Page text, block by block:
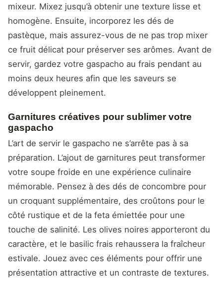
mixeur. Mixez jusqu’à obtenir une texture lisse et
homogène. Ensuite, incorporez les dés de
pastèque, mais assurez-vous de ne pas trop mixer
ce fruit délicat pour préserver ses arômes. Avant de
servir, gardez votre gaspacho au frais pendant au
moins deux heures afin que les saveurs se
développent pleinement.
Garnitures créatives pour sublimer votre
gaspacho
L’art de servir le gaspacho ne s’arrête pas à sa
préparation. L’ajout de garnitures peut transformer
votre soupe froide en une expérience culinaire
mémorable. Pensez à des dés de concombre pour
un croquant supplémentaire, des croûtons pour le
côté rustique et de la feta émiettée pour une
touche de salinité. Les olives noires apporteront du
caractère, et le basilic frais rehaussera la fraîcheur
estivale. Jouez avec ces éléments pour offrir une
présentation attractive et un contraste de textures.